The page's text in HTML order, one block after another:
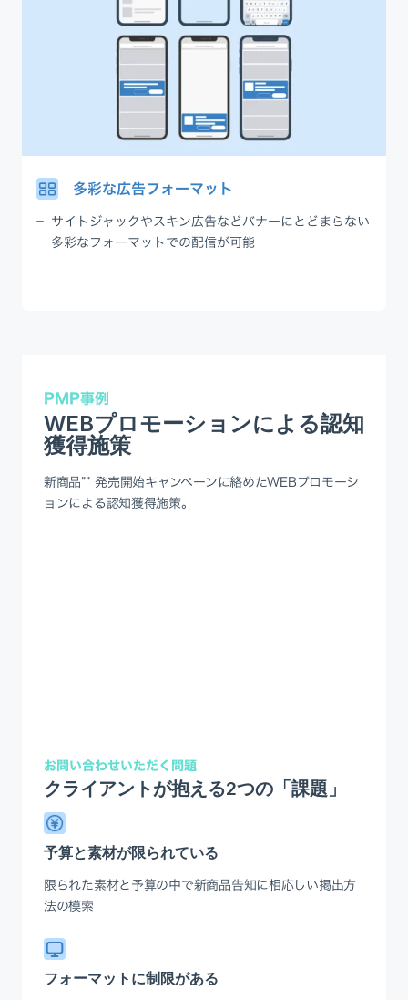
多彩な広告フォーマット
サイトジャックやスキン広告などバナーにとどまらない
多彩なフォーマットでの配信が可能
PMP事例
WEBプロモーションによる認知
獲得施策
新商品”” 発売開始キャンペーンに絡めたWEBプロモーシ
ョンによる認知獲得施策。
お問い合わせいただく問題
クライアントが抱える2つの「課題」
予算と素材が限られている
限られた素材と予算の中で新商品告知に相応しい掲出方
法の模索
フォーマットに制限がある